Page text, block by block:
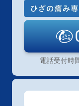
電話受付時